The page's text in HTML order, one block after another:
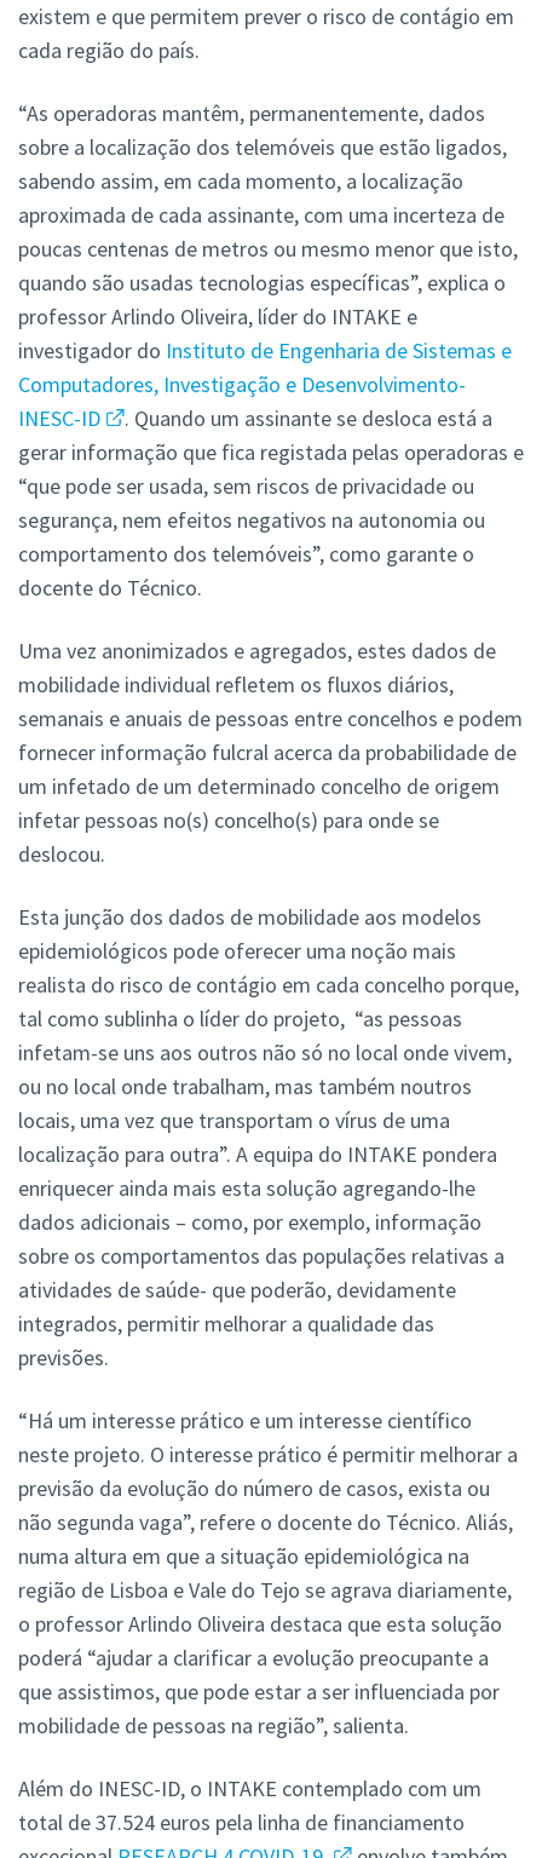
existem e que permitem prever o risco de contágio em
cada região do país.
“As operadoras mantêm, permanentemente, dados
sobre a localização dos telemóveis que estão ligados,
sabendo assim, em cada momento, a localização
aproximada de cada assinante, com uma incerteza de
poucas centenas de metros ou mesmo menor que isto,
quando são usadas tecnologias específicas”, explica o
professor Arlindo Oliveira, líder do INTAKE e
investigador do Instituto de Engenharia de Sistemas e
Computadores, Investigação e Desenvolvimento-
INESC-ID
. Quando um assinante se desloca está a
gerar informação que fica registada pelas operadoras e
“que pode ser usada, sem riscos de privacidade ou
segurança, nem efeitos negativos na autonomia ou
comportamento dos telemóveis”, como garante o
docente do Técnico.
Uma vez anonimizados e agregados, estes dados de
mobilidade individual refletem os fluxos diários,
semanais e anuais de pessoas entre concelhos e podem
fornecer informação fulcral acerca da probabilidade de
um infetado de um determinado concelho de origem
infetar pessoas no(s) concelho(s) para onde se
deslocou.
Esta junção dos dados de mobilidade aos modelos
epidemiológicos pode oferecer uma noção mais
realista do risco de contágio em cada concelho porque,
tal como sublinha o líder do projeto, “as pessoas
infetam-se uns aos outros não só no local onde vivem,
ou no local onde trabalham, mas também noutros
locais, uma vez que transportam o vírus de uma
localização para outra”. A equipa do INTAKE pondera
enriquecer ainda mais esta solução agregando-lhe
dados adicionais – como, por exemplo, informação
sobre os comportamentos das populações relativas a
atividades de saúde- que poderão, devidamente
integrados, permitir melhorar a qualidade das
previsões.
“Há um interesse prático e um interesse científico
neste projeto. O interesse prático é permitir melhorar a
previsão da evolução do número de casos, exista ou
não segunda vaga”, refere o docente do Técnico. Aliás,
numa altura em que a situação epidemiológica na
região de Lisboa e Vale do Tejo se agrava diariamente,
o professor Arlindo Oliveira destaca que esta solução
poderá “ajudar a clarificar a evolução preocupante a
que assistimos, que pode estar a ser influenciada por
mobilidade de pessoas na região”, salienta.
Além do INESC-ID, o INTAKE contemplado com um
total de 37.524 euros pela linha de financiamento